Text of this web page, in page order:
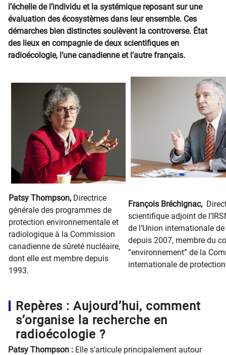
l’échelle de l’individu et la systémique reposant sur une
évaluation des écosystèmes dans leur ensemble. Ces
démarches bien distinctes soulèvent la controverse. État
des lieux en compagnie de deux scientifiques en
radioécologie, l’une canadienne et l’autre français.
Patsy Thompson, ​ Directrice
générale des programmes de
protection environnementale et
radiologique à la Commission
canadienne de sûreté nucléaire,
dont elle est membre depuis
1993.
François Bréchignac,
scientifique adjoint de
de l’Union internationale
depuis 2007, membre du
“environnement” de la
internationale de
Repères : Aujourd’hui, comment
s’organise la recherche en
radioécologie ?
Patsy Thompson : Elle s’articule principalement autour